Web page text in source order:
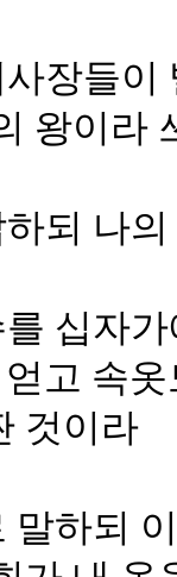
장들
왕이라
되 나
십자
고 속
것이라
말하되